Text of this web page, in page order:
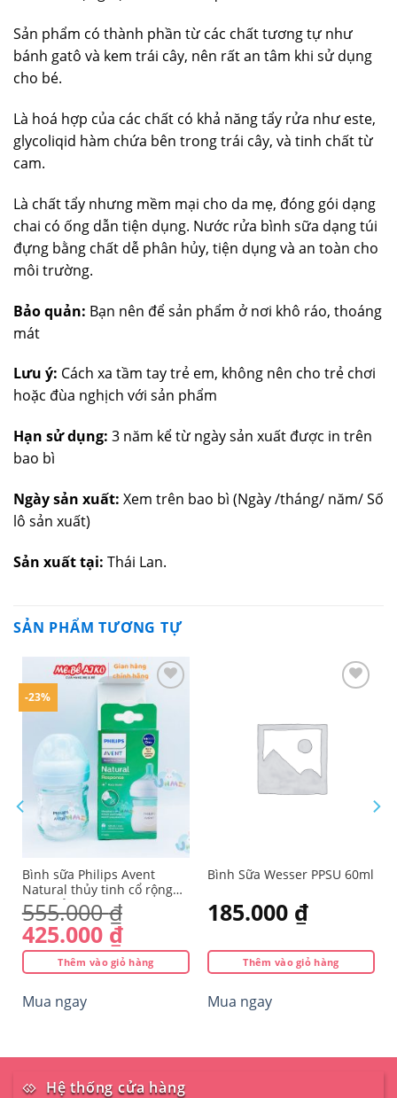
Sản phẩm có thành phần từ các chất tương tự như
bánh gatô và kem trái cây, nên rất an tâm khi sử dụng
cho bé.
Là hoá hợp của các chất có khả năng tẩy rửa như este,
glycoliqid hàm chứa bên trong trái cây, và tinh chất từ
cam.
Là chất tẩy nhưng mềm mại cho da mẹ, đóng gói dạng
chai có ống dẫn tiện dụng. Nước rửa bình sữa dạng túi
đựng bằng chất dễ phân hủy, tiện dụng và an toàn cho
môi trường.
Bảo quản: Bạn nên để sản phẩm ở nơi khô ráo, thoáng
mát
Lưu ý: Cách xa tầm tay trẻ em, không nên cho trẻ chơi
hoặc đùa nghịch với sản phẩm
Hạn sử dụng: 3 năm kể từ ngày sản xuất được in trên
bao bì
Ngày sản xuất: Xem trên bao bì (Ngày /tháng/ năm/ Số
lô sản xuất)
Sản xuất tại: Thái Lan.
SẢN PHẨM TƯƠNG TỰ
-23%
Bình sữa Philips Avent
Natural thủy tinh cổ rộng
mô phỏng tự nhiên 120ml
(SCF671/13)
555.000₫
Giá
gốc
là:
555.000 ₫.
425.000 ₫Giá
hiện
tại
Thêm vào giỏ hàng
Mua ngay
Bình Sữa Wesser PPSU 60ml
185.000 ₫
Thêm vào giỏ hàng
Mua ngay
Hệ thống cửa hàng